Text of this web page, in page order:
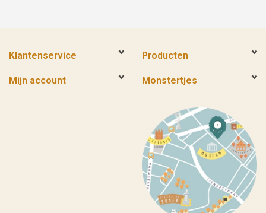
Klantenservice Producten
Mijn account Monstertjes